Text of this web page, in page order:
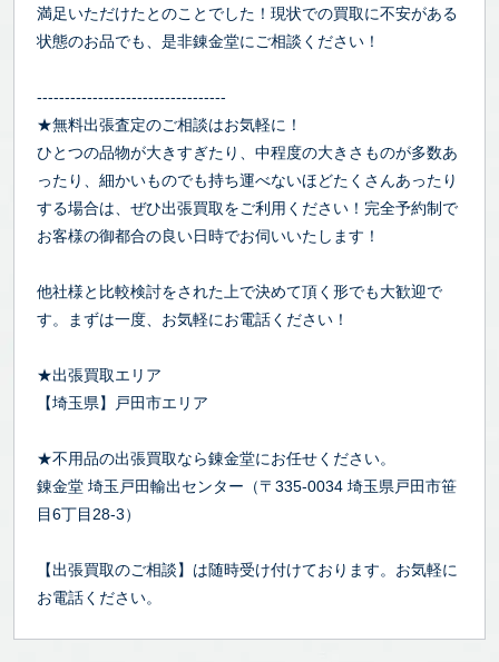
満足いただけたとのことでした！現状での買取に不安がある
状態のお品でも、是非錬金堂にご相談ください！
----------------------------------
★無料出張査定のご相談はお気軽に！
ひとつの品物が大きすぎたり、中程度の大きさものが多数あ
ったり、細かいものでも持ち運べないほどたくさんあったり
する場合は、ぜひ出張買取をご利用ください！完全予約制で
お客様の御都合の良い日時でお伺いいたします！
他社様と比較検討をされた上で決めて頂く形でも大歓迎で
す。まずは一度、お気軽にお電話ください！
★出張買取エリア
【埼玉県】戸田市エリア
★不用品の出張買取なら錬金堂にお任せください。
錬金堂 埼玉戸田輸出センター（〒335-0034 埼玉県戸田市笹
目6丁目28-3）
【出張買取のご相談】は随時受け付けております。お気軽に
お電話ください。